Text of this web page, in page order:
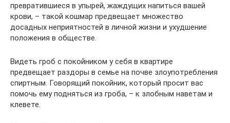
превратившиеся в упырей, жаждущих напиться вашей
крови, – такой кошмар предвещает множество
досадных неприятностей в личной жизни и ухудшение
положения в обществе.
Видеть гроб с покойником у себя в квартире
предвещает раздоры в семье на почве злоупотребления
спиртным. Говорящий покойник, который просит вас
помочь ему подняться из гроба, – к злобным наветам и
клевете.